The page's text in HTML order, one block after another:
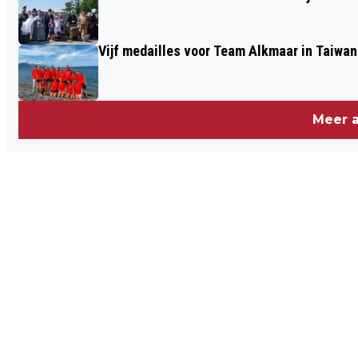
Vijf medailles voor Team Alkmaar in Taiwan
Meer